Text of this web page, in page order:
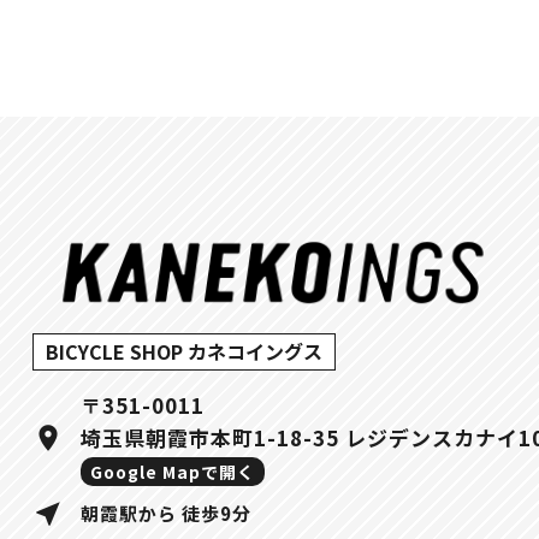
BICYCLE SHOP カネコイングス
location_on
〒351-0011
埼玉県朝霞市本町1-18-35 レジデンスカナイ
Google Mapで開く
near_me 朝霞駅から 徒歩9分